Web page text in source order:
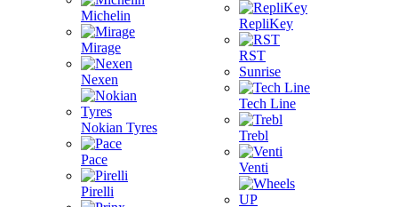
Michelin
Mirage
Nexen
Nokian Tyres
Pace
Pirelli
RepliKey
RST
Sunrise
Tech Line
Trebl
Venti